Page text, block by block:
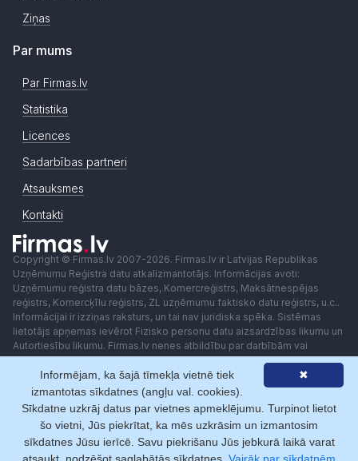
Ziņas
Par mums
Par Firmas.lv
Statistika
Licences
Sadarbības partneri
Atsauksmes
Kontakti
Copyright © Firmas.lv 2007-2026. Firmas.lv ir Latvijas Republikas
Uzņēmumu Reģistra datu atkalizmantotājs. Informācijas avoti:
Uzņēmumu reģistra datu bāzes, Komercreģistrs, Maksātnespējas
reģistrs, Komercķīlu reģistrs, ZL uzņēmumu faktisko datu reģistrs, u.c..
Informācijai ir izziņas raksturs, un tai nav juridiska spēka. Sistēmas
lietotājs apņemas ievērot Fizisko personu datu aizsardzības likumu un
Autortiesību likumu. Firmas.lv nenes atbildību par darbībām vai
lēmumiem, kas balstīti uz saņemto pakalpojumu. Lietotājam aizliegts
izmantot jebkādas automatizētas sistēmas vai iekārtas (robotus)
piekļuvei sistēmai bez rakstiskas saskaņošanas ar Firmas.lv. Galvenā
redaktore: Ingūna Pempere.
Lietošanas noteikumi
Privātuma politika Norēķini ar
✖
Informējam, ka šajā tīmekļa vietnē tiek
izmantotas sīkdatnes (angļu val. cookies).
Sīkdatne uzkrāj datus par vietnes apmeklējumu. Turpinot lietot
šo vietni, Jūs piekrītat, ka mēs uzkrāsim un izmantosim
sīkdatnes Jūsu ierīcē. Savu piekrišanu Jūs jebkurā laikā varat